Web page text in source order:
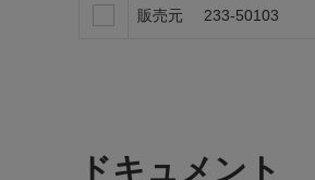
販売元 233-50103
ドキュメント